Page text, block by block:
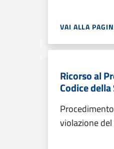
VAI ALLA
Ricorso al
Codice
violazione